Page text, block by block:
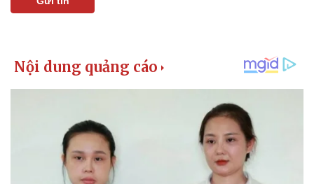
Doanh nghiệp 24h
Doanh nhân
Vì cộng đồng
Sành điệu
Tin Công nghệ
Trải nghiệm
Chuyển đổi số